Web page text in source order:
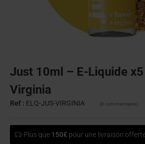
Just 10ml – E-Liquide
Virginia
Ref : ELQ-JUS-VIRGINIA (0 commentaires)
Plus que 150€ pour une livraison